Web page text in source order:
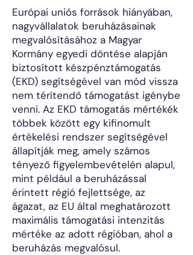
Európai uniós források hiányában,
nagyvállalatok beruházásainak
megvalósításához a Magyar
Kormány egyedi döntése alapján
biztosított készpénztámogatás
(EKD) segítségével van mód vissza
nem térítendő támogatást igénybe
venni. Az EKD támogatás mértékék
többek között egy kifinomult
értékelési rendszer segítségével
állapítják meg, amely számos
tényező figyelembevételén alapul,
mint például a beruházással
érintett régió fejlettsége, az
ágazat, az EU által meghatározott
maximális támogatási intenzitás
mértéke az adott régióban, ahol a
beruházás megvalósul.